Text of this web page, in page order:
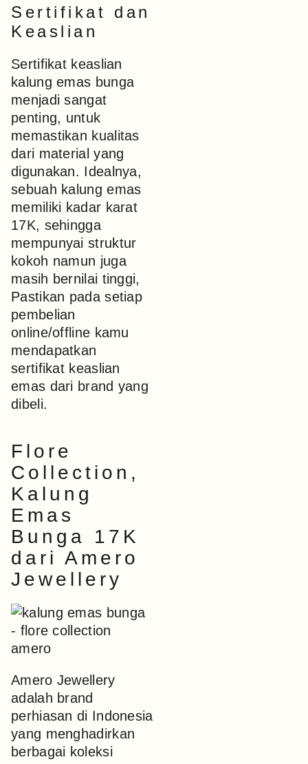
Sertifikat dan
Keaslian
Sertifikat keaslian
kalung emas bunga
menjadi sangat
penting, untuk
memastikan kualitas
dari material yang
digunakan. Idealnya,
sebuah kalung emas
memiliki kadar karat
17K, sehingga
mempunyai struktur
kokoh namun juga
masih bernilai tinggi,
Pastikan pada setiap
pembelian
online/offline kamu
mendapatkan
sertifikat keaslian
emas dari brand yang
dibeli.
Flore
Collection,
Kalung
Emas
Bunga 17K
dari Amero
Jewellery
Amero Jewellery
adalah brand
perhiasan di Indonesia
yang menghadirkan
berbagai koleksi